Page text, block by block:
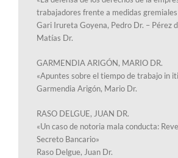
trabajadores frente a medidas gremiales
Gari Irureta Goyena, Pedro Dr. – Pérez
Matías Dr.
GARMENDIA ARIGÓN, MARIO DR.
«Apuntes sobre el tiempo de trabajo in
Garmendia Arigón, Mario Dr.
RASO DELGUE, JUAN DR.
«Un caso de notoria mala conducta:
Secreto Bancario»
Raso Delgue, Juan Dr.